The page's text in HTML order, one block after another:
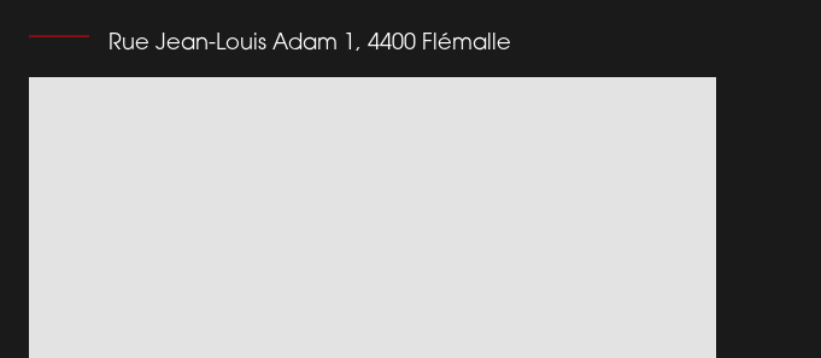
Rue Jean-Louis Adam 1, 4400 Flémalle